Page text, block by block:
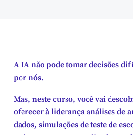
A IA não pode tomar decisões
por nós.
Mas, neste curso, você vai
oferecer à liderança análises de
dados, simulações de teste de